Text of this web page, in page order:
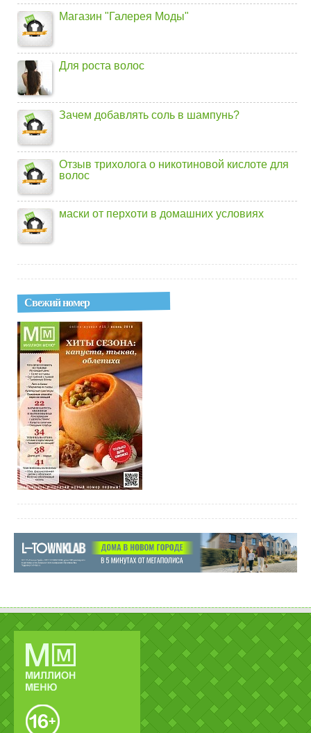
Магазин "Галерея Моды"
Для роста волос
Зачем добавлять соль в шампунь?
Отзыв трихолога о никотиновой кислоте для
волос
маски от перхоти в домашних условиях
Свежий номер